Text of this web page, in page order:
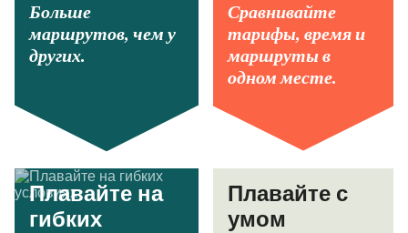
Больше
маршрутов, чем у
других.
Сравнивайте
тарифы, время и
маршруты в
одном месте.
Плавайте на
гибких
Плавайте с
умом